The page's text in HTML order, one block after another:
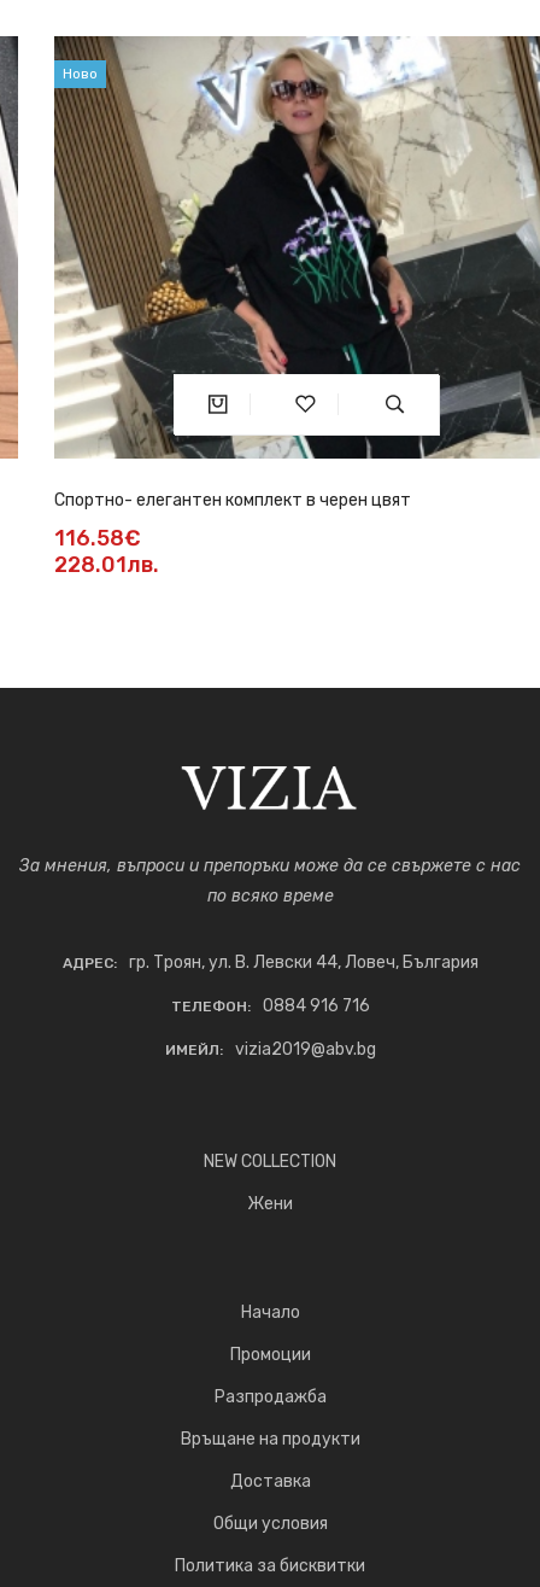
Спортно- елегантен комплект в черен цвят
116.58€
228.01лв.
За мнения, въпроси и препоръки може да се свържете с нас
по всяко време
АДРЕС: гр. Троян, ул. В. Левски 44, Ловеч, България
ТЕЛЕФОН: 0884 916 716
ИМЕЙЛ: vizia2019@abv.bg
NEW COLLECTION
Жени
Начало
Промоции
Разпродажба
Връщане на продукти
Доставка
Общи условия
Политика за бисквитки